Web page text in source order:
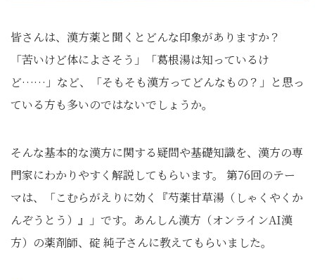
皆さんは、漢方薬と聞くとどんな印象がありますか？
「苦いけど体によさそう」「葛根湯は知っているけ
ど……」など、「そもそも漢方ってどんなもの？」と思っ
ている方も多いのではないでしょうか。
そんな基本的な漢方に関する疑問や基礎知識を、漢方の専
門家にわかりやすく解説してもらいます。 第76回のテー
マは、「こむらがえりに効く『芍薬甘草湯（しゃくやくか
んぞうとう）』」です。あんしん漢方（オンラインAI漢
方）の薬剤師、碇 純子さんに教えてもらいました。